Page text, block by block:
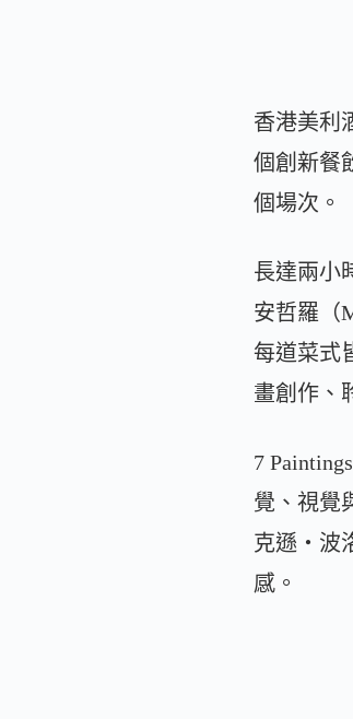
香港美利
個創新餐
個場次。
長達兩小
安哲羅（
每道菜式
畫創作、
7
覺、視覺
克遜・波
感。